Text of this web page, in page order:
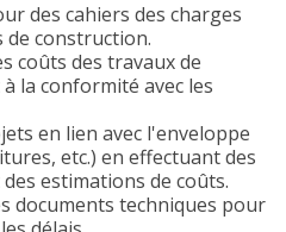
des cahiers des charges
de construction.
coûts des travaux de
la conformité avec les
en lien avec l'enveloppe
etc.) en effectuant des
estimations de coûts.
documents techniques pour